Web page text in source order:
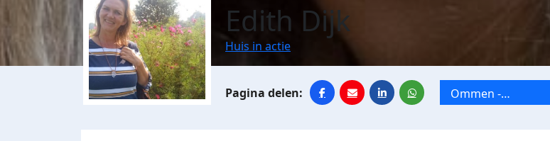
Edith Dijk
Huis in actie
Ommen -
Vechtgenotenhuis